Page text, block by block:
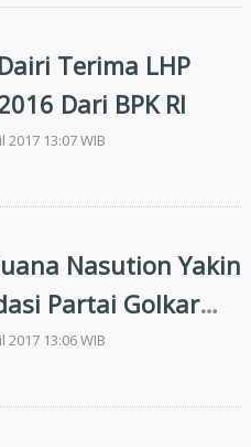
Terima LHP
Dari BPK RI
2017 13:07 WIB
Nasution Yakin
Partai Golkar
Mampu
2017 13:06 WIB